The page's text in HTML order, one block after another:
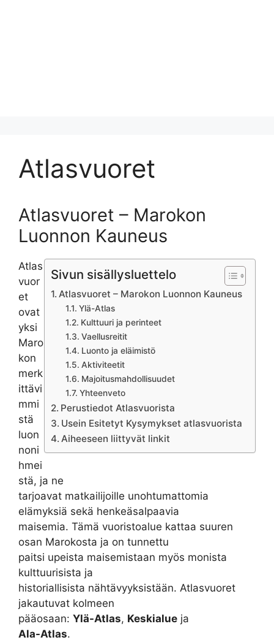
Atlasvuoret
Atlasvuoret – Marokon
Luonnon Kauneus
Sivun sisällysluettelo
Atlasvuoret – Marokon Luonnon Kauneus
Ylä-Atlas
Kulttuuri ja perinteet
Vaellusreitit
Luonto ja eläimistö
Aktiviteetit
Majoitusmahdollisuudet
Yhteenveto
Perustiedot Atlasvuorista
Usein Esitetyt Kysymykset atlasvuorista
Aiheeseen liittyvät linkit
Atlas
vuor
et
ovat
yksi
Maro
kon
merk
ittävi
mmi
stä
luon
noni
hmei
stä, ja ne
tarjoavat matkailijoille unohtumattomia
elämyksiä sekä henkeäsalpaavia
maisemia. Tämä vuoristoalue kattaa suuren
osan Marokosta ja on tunnettu
paitsi upeista maisemistaan myös monista
kulttuurisista ja
historiallisista nähtävyyksistään. Atlasvuoret
jakautuvat kolmeen
pääosaan: Ylä-Atlas, Keskialue ja
Ala-Atlas.